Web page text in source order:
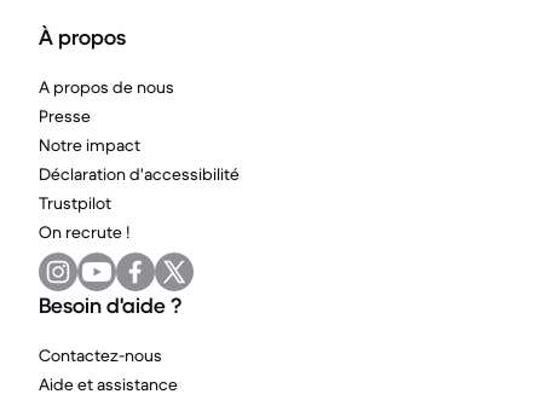
À propos
A propos de nous
Presse
Notre impact
Déclaration d'accessibilité
Trustpilot
On recrute !
Besoin d'aide ?
Contactez-nous
Aide et assistance